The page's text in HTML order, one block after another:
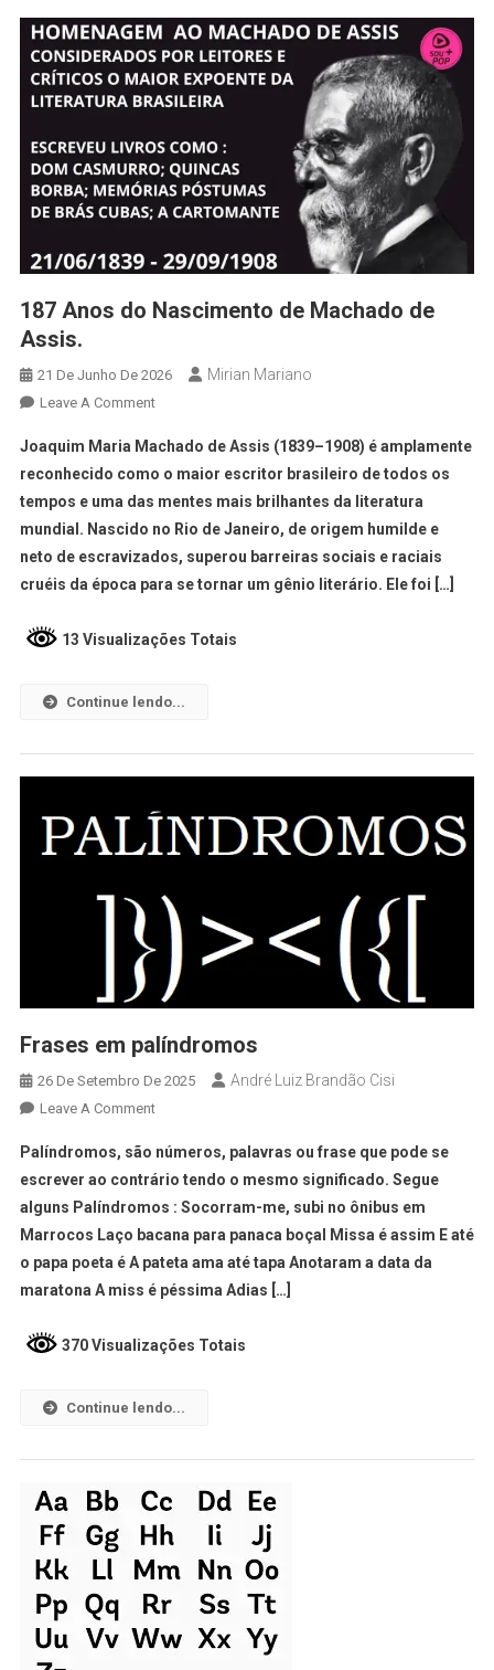
187 Anos do Nascimento de Machado de
Assis.
21 De Junho De 2026 Mirian Mariano
Leave A Comment
Joaquim Maria Machado de Assis (1839–1908) é amplamente
reconhecido como o maior escritor brasileiro de todos os
tempos e uma das mentes mais brilhantes da literatura
mundial. Nascido no Rio de Janeiro, de origem humilde e
neto de escravizados, superou barreiras sociais e raciais
cruéis da época para se tornar um gênio literário. Ele foi […]
13 Visualizações Totais
Continue lendo...
Frases em palíndromos
26 De Setembro De 2025 André Luiz Brandão Cisi
Leave A Comment
Palíndromos, são números, palavras ou frase que pode se
escrever ao contrário tendo o mesmo significado. Segue
alguns Palíndromos : Socorram-me, subi no ônibus em
Marrocos Laço bacana para panaca boçal Missa é assim E até
o papa poeta é A pateta ama até tapa Anotaram a data da
maratona A miss é péssima Adias […]
370 Visualizações Totais
Continue lendo...